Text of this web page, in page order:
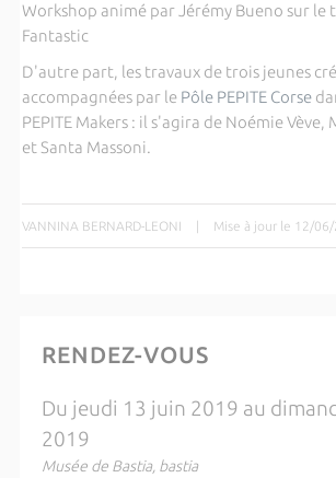
Workshop animé par Jérémy Bueno sur le
Fantastic
D'autre part, les travaux de trois jeunes
accompagnées par le Pôle PEPITE Corse
PEPITE Makers : il s'agira de Noémie
et Santa Massoni.
VANNINA BERNARD-LEONI | Mise à jour le 12/
RENDEZ-VOUS
Du jeudi 13 juin 2019 au
2019
Musée de Bastia, bastia